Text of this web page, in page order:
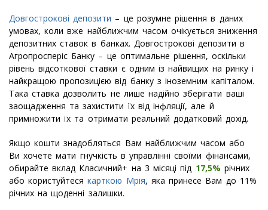
Довгострокові депозити – це розумне рішення в даних
умовах, коли вже найближчим часом очікується зниження
депозитних ставок в банках. Довгострокові депозити в
Агропросперіс Банку – це оптимальне рішення, оскільки
рівень відсоткової ставки є одним із найвищих на ринку і
найкращою пропозицією від банку з іноземним капіталом.
Така ставка дозволить не лише надійно зберігати ваші
заощадження та захистити їх від інфляції, але й
примножити їх та отримати реальний додатковий дохід.
Якщо кошти знадобляться Вам найближчим часом або
Ви хочете мати гнучкість в управлінні своїми фінансами,
обирайте вклад Класичний+ на 3 місяці під 17,5% річних
або користуйтесякарткою Мрія, яка принесе Вам до 11%
річних на щоденні залишки.